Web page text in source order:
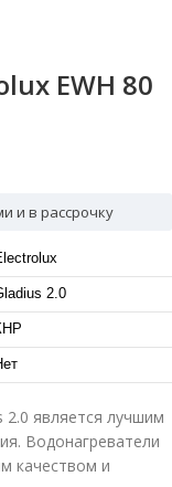
EWH 80
и в рассрочку
2.0
2.0 является лучшим
Водонагреватели
качеством и